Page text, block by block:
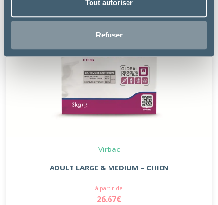
Tout autoriser
Refuser
Virbac
ADULT LARGE & MEDIUM – CHIEN
à partir de
26.67€